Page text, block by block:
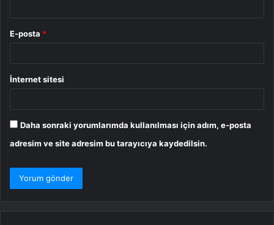
E-posta *
İnternet sitesi
Daha sonraki yorumlarımda kullanılması için adım, e-posta
adresim ve site adresim bu tarayıcıya kaydedilsin.